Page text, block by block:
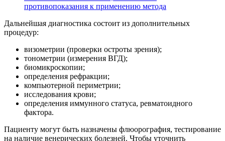
противопоказания к применению метода
Дальнейшая диагностика состоит из дополнительных
процедур:
визометрии (проверки остроты зрения);
тонометрии (измерения ВГД);
биомикроскопии;
определения рефракции;
компьютерной периметрии;
исследования крови;
определения иммунного статуса, ревматоидного
фактора.
Пациенту могут быть назначены флюорография, тестирование
на наличие венерических болезней. Чтобы уточнить